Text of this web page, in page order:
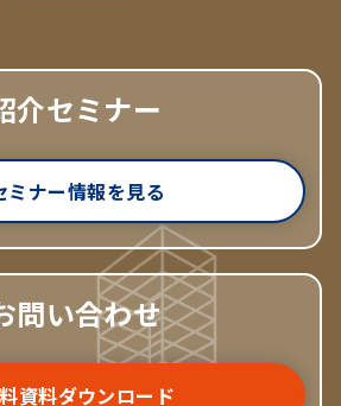
介セミナー
ミナー情報を見る
問い合わせ
資料ダウンロード